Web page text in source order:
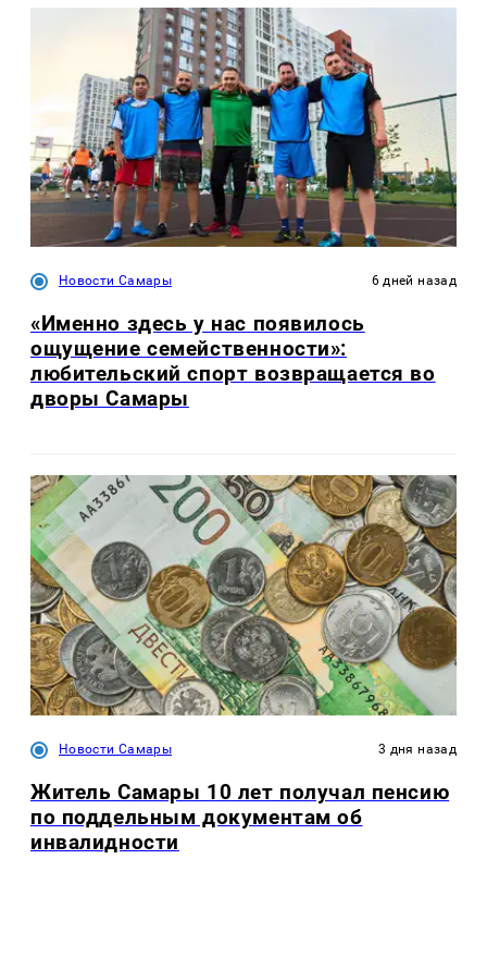
Новости Самары 6 дней назад
«Именно здесь у нас появилось
ощущение семейственности»:
любительский спорт возвращается во
дворы Самары
Новости Самары 3 дня назад
Житель Самары 10 лет получал пенсию
по поддельным документам об
инвалидности